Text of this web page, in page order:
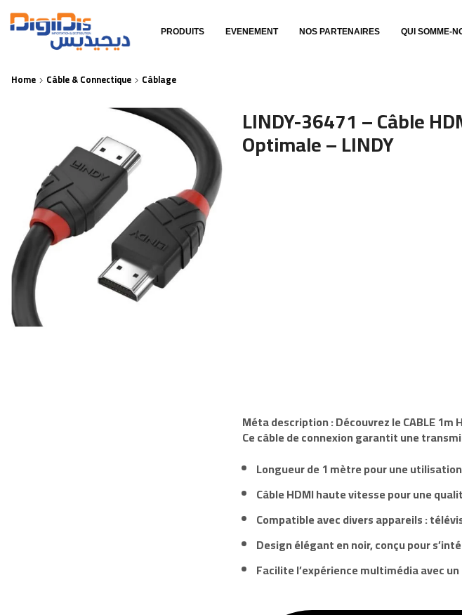
PRODUITS EVENEMENT NOS PARTENAIRES QUI SOMME-
Home Câble & Connectique Câblage
LINDY-36471 – Câble
Optimale – LINDY
Méta description : Découvrez leCABLE 1m
Ce câble de connexion garantit une
Longueur de 1 mètre pour une
Câble HDMI haute vitesse pour une
Compatible avec divers appareils :
Design élégant en noir, conçu pour
Facilite l’expérience multimédia avec